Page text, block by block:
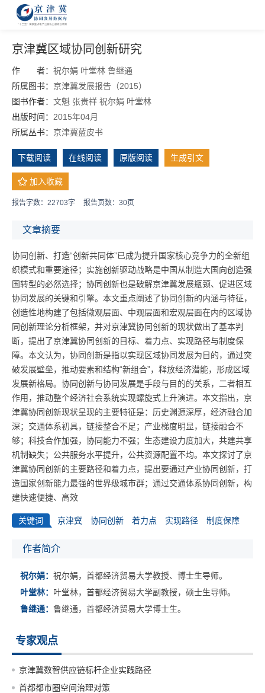
京津冀区域协同创新研究
作 者： 祝尔娟 叶堂林 鲁继通
所属图书： 京津冀发展报告（2015）
图书作者： 文魁 张贵祥 祝尔娟 叶堂林
出版时间： 2015年04月
所属丛书： 京津冀蓝皮书
下载阅读 在线阅读 原版阅读 生成引文
加入收藏
报告字数：22703字 报告页数：30页
文章摘要
协同创新、打造“创新共同体”已成为提升国家核心竞争力的全新组
织模式和重要途径；实施创新驱动战略是中国从制造大国向创造强
国转型的必然选择；协同创新也是破解京津冀发展瓶颈、促进区域
协同发展的关键和引擎。本文重点阐述了协同创新的内涵与特征，
创造性地构建了包括微观层面、中观层面和宏观层面在内的区域协
同创新理论分析框架，并对京津冀协同创新的现状做出了基本判
断，提出了京津冀协同创新的目标、着力点、实现路径与制度保
障。本文认为，协同创新是指以实现区域协同发展为目的，通过突
破发展壁垒，推动要素和结构“新组合”，释放经济潜能，形成区域
发展新格局。协同创新与协同发展是手段与目的的关系，二者相互
作用，推动整个经济社会系统实现螺旋式上升演进。本文指出，京
津冀协同创新现状呈现的主要特征是：历史渊源深厚，经济融合加
深；交通体系初具，链接整合不足；产业梯度明显，链接融合不
够；科技合作加强，协同能力不强；生态建设力度加大，共建共享
机制缺失；公共服务水平提升，公共资源配置不均。本文探讨了京
津冀协同创新的主要路径和着力点，提出要通过产业协同创新，打
造国家创新能力最强的世界级城市群；通过交通体系协同创新，构
建快速便捷、高效
关键词 京津冀 协同创新 着力点 实现路径 制度保障
作者简介
祝尔娟： 祝尔娟，首都经济贸易大学教授、博士生导师。
叶堂林： 叶堂林，首都经济贸易大学副教授，硕士生导师。
鲁继通： 鲁继通，首都经济贸易大学博士生。
专家观点
京津冀数智供应链标杆企业实践路径
首都都市圈空间治理对策